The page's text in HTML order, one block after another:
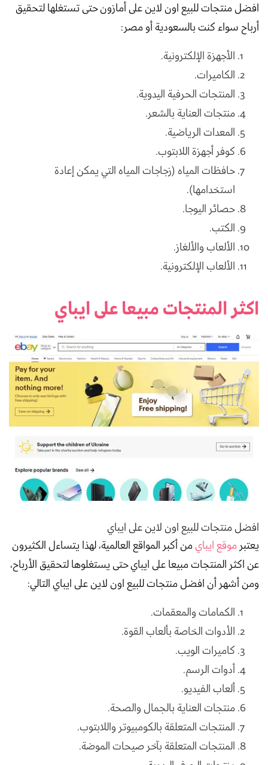
افضل منتجات للبيع اون لاين على أمازون حتى تستغلها لتحقيق
أرباح سواء كنت بالسعودية أو مصر:
الأجهزة الإلكترونية.
الكاميرات.
المنتجات الحرفية اليدوية.
منتجات العناية بالشعر.
المعدات الرياضية.
كوفر أجهزة اللابتوب.
حافظات المياه (زجاجات المياه التي يمكن إعادة
استخدامها).
حصائر اليوجا.
الكتب.
الألعاب والألغاز.
الألعاب الإلكترونية.
اكثر المنتجات مبيعا على ايباي
افضل منتجات للبيع اون لاين على ايباي
يعتبرموقع ايباي من أكبر المواقع العالمية، لهذا يتساءل الكثيرون
عن اكثر المنتجات مبيعا على ايباي حتى يستغلوها لتحقيق الأرباح،
ومن أشهر أن افضل منتجات للبيع اون لاين على ايباي التالي:
الكمامات والمعقمات.
الأدوات الخاصة بألعاب القوة.
كاميرات الويب.
أدوات الرسم.
ألعاب الفيديو.
منتجات العناية بالجمال والصحة.
المنتجات المتعلقة بالكومبيوتر واللابتوب.
المنتجات المتعلقة بآخر صيحات الموضة.